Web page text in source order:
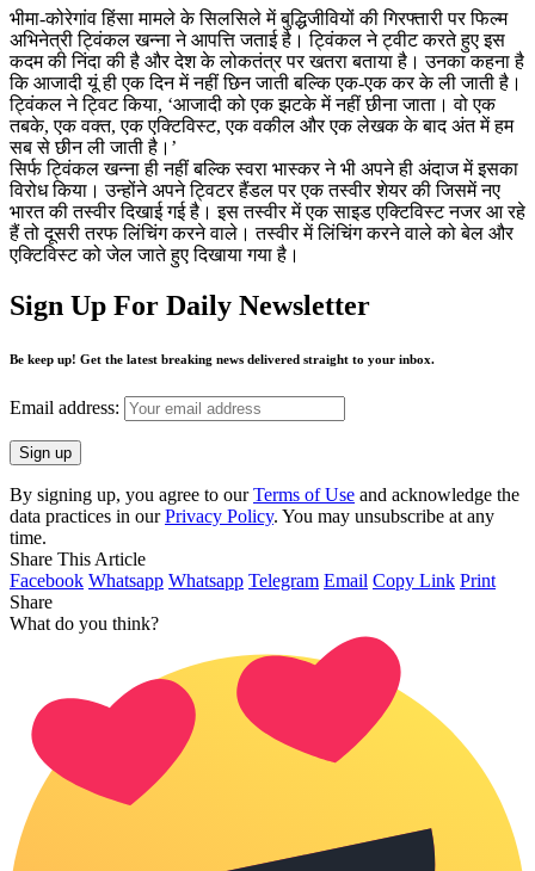
भीमा-कोरेगांव हिंसा मामले के सिलसिले में बुद्धिजीवियों की गिरफ्तारी पर फिल्म
अभिनेत्री ट्विंकल खन्ना ने आपत्ति जताई है। ट्विंकल ने ट्वीट करते हुए इस
कदम की निंदा की है और देश के लोकतंत्र पर खतरा बताया है। उनका कहना है
कि आजादी यूं ही एक दिन में नहीं छिन जाती बल्कि एक-एक कर के ली जाती है।
ट्विंकल ने ट्विट किया, ‘आजादी को एक झटके में नहीं छीना जाता। वो एक
तबके, एक वक्त, एक एक्टिविस्ट, एक वकील और एक लेखक के बाद अंत में हम
सब से छीन ली जाती है।’
सिर्फ ट्विंकल खन्ना ही नहीं बल्कि स्वरा भास्कर ने भी अपने ही अंदाज में इसका
विरोध किया। उन्होंने अपने ट्विटर हैंडल पर एक तस्वीर शेयर की जिसमें नए
भारत की तस्वीर दिखाई गई है। इस तस्वीर में एक साइड एक्टिविस्ट नजर आ रहे
हैं तो दूसरी तरफ लिंचिंग करने वाले। तस्वीर में लिंचिंग करने वाले को बेल और
एक्टिविस्ट को जेल जाते हुए दिखाया गया है।
Sign Up For Daily Newsletter
Be keep up! Get the latest breaking news delivered straight to your inbox.
Email address:
By signing up, you agree to ourTerms of Use and acknowledge the
data practices in ourPrivacy Policy. You may unsubscribe at any
time.
Share This Article
Facebook Whatsapp Whatsapp Telegram Email Copy Link Print
Share
What do you think?